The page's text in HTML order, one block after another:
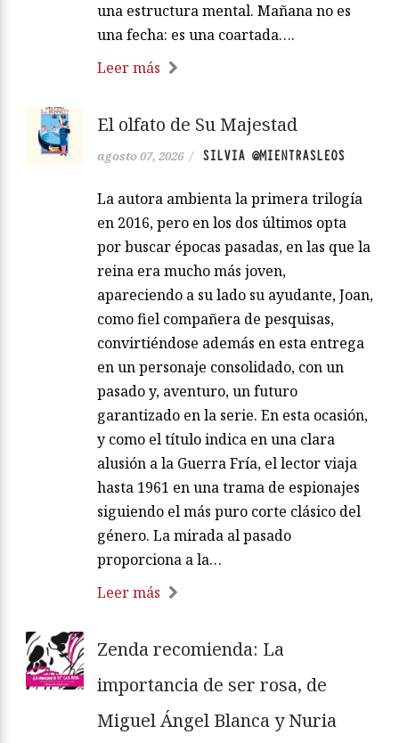
una estructura mental. Mañana no es
una fecha: es una coartada….
Leer más
El olfato de Su Majestad
agosto 07, 2026 / SILVIA @MIENTRASLEOS
La autora ambienta la primera trilogía
en 2016, pero en los dos últimos opta
por buscar épocas pasadas, en las que la
reina era mucho más joven,
apareciendo a su lado su ayudante, Joan,
como fiel compañera de pesquisas,
convirtiéndose además en esta entrega
en un personaje consolidado, con un
pasado y, aventuro, un futuro
garantizado en la serie. En esta ocasión,
y como el título indica en una clara
alusión a la Guerra Fría, el lector viaja
hasta 1961 en una trama de espionajes
siguiendo el más puro corte clásico del
género. La mirada al pasado
proporciona a la…
Leer más
Zenda recomienda: La
importancia de ser rosa, de
Miguel Ángel Blanca y Nuria